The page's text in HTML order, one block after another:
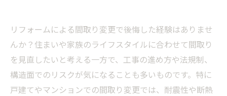
リフォームによる間取り変更で後悔した経験はありませ
んか？住まいや家族のライフスタイルに合わせて間取り
を見直したいと考える一方で、工事の進め方や法規制、
構造面でのリスクが気になることも多いものです。特に
戸建てやマンションでの間取り変更では、耐震性や断熱